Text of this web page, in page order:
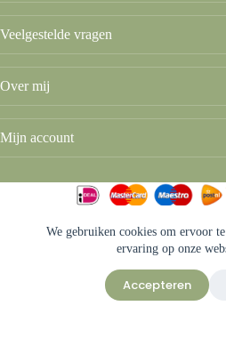
We gebruiken cookies om ervoor
ervaring op onze
Accepteren
Veelgestelde vragen
Over mij
Mijn account
© Beleef
Privacy &
Sitemap